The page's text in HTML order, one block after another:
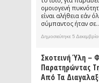
ομοιογενή
είναι αλήθεια εάν
σύμπαντος ήταν
Δημοσιεύτηκε 5
Σκοτεινή Ύλη –
Παρατηρώντας
Από Τα